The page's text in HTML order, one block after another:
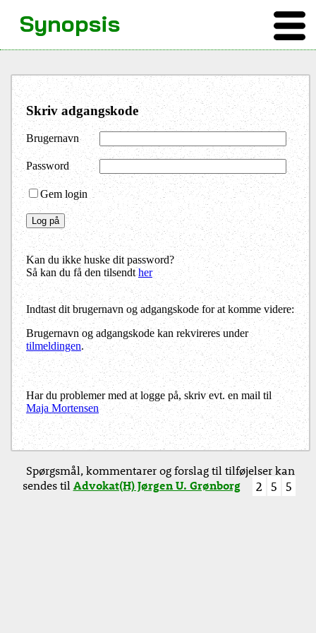
Skriv adgangskode
Brugernavn
Password
Gem login
Kan du ikke huske dit password?
Så kan du få den tilsendther
Indtast dit brugernavn og adgangskode for at komme videre:
Brugernavn og adgangskode kan rekvireres under
tilmeldingen.
Har du problemer med at logge på, skriv evt. en mail til
Maja Mortensen
Synopsis
Spørgsmål, kommentarer og forslag til tilføjelser kan
sendes tilAdvokat(H) Jørgen U. Grønborg 2 5 5